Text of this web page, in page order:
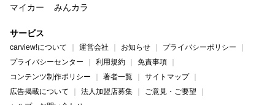
マイカー
みんカラ
サービス
carview!について 運営会社 お知らせ
プライバシーポリシー
プライバシーセンター
利用規約
免責事項
コンテンツ制作ポリシー
著者一覧
サイトマップ
広告掲載について
法人加盟店募集
ご意見・ご要望